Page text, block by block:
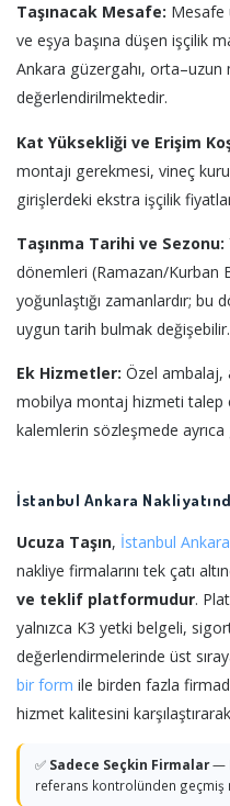
Taşınacak Mesafe: Mesafe
ve eşya başına düşen işçilik
Ankara güzergahı,
değerlendirilmektedir.
Kat Yüksekliği ve Erişim
montajı gerekmesi, vineç
girişlerdeki ekstra işçilik
Taşınma Tarihi ve Sezonu:
dönemleri (Ramazan/Kurban
yoğunlaştığı zamanlardır;
uygun tarih bulmak değişebilir.
Ek Hizmetler: Özel ambalaj,
mobilya montaj hizmeti talep
kalemlerin sözleşmede
İstanbul Ankara
Ucuza Taşın, İstanbul Ankara
nakliye firmalarını tek çatı
ve teklif platformudur.
yalnızca K3 yetki belgeli,
değerlendirmelerinde üst
bir form ile birden fazla
hizmet kalitesini
✅ Sadece Seçkin Firmalar—
referans kontrolünden geçmiş